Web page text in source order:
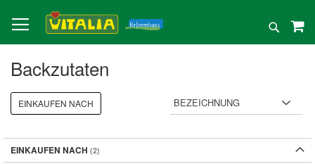
zum
Inhalt
Suche
Backzutaten
EINKAUFEN NACH
EINKAUFEN NACH